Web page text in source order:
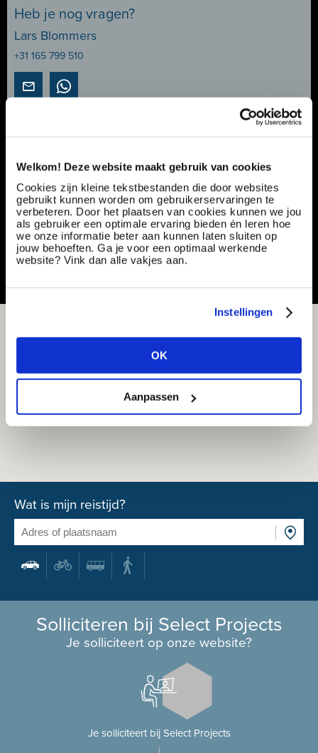
Welkom! Deze website maakt gebruik van cookies
Cookies zijn kleine tekstbestanden die door websites
gebruikt kunnen worden om gebruikerservaringen te
verbeteren. Door het plaatsen van cookies kunnen we jou
als gebruiker een optimale ervaring bieden én leren hoe
we onze informatie beter aan kunnen laten sluiten op
jouw behoeften. Ga je voor een optimaal werkende
website? Vink dan alle vakjes aan.
Instellingen
OK
Aanpassen
Heb je nog vragen?
Lars Blommers
+31 165 799 510
Servicemonteur Control Systems
Ref nummer:
161227
Specialisatie:
Productie & techniek
Contract type:
Project sourcing
Vacature delen of bewaren
Wat is mijn reistijd?
Solliciteren bij Select Projects
Je solliciteert op onze website?
Je solliciteert bij Select Projects